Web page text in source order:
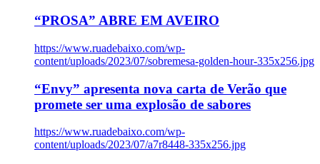
“PROSA” ABRE EM AVEIRO
https://www.ruadebaixo.com/wp-
content/uploads/2023/07/sobremesa-golden-hour-335x256.jpg
“Envy” apresenta nova carta de Verão que
promete ser uma explosão de sabores
https://www.ruadebaixo.com/wp-
content/uploads/2023/07/a7r8448-335x256.jpg